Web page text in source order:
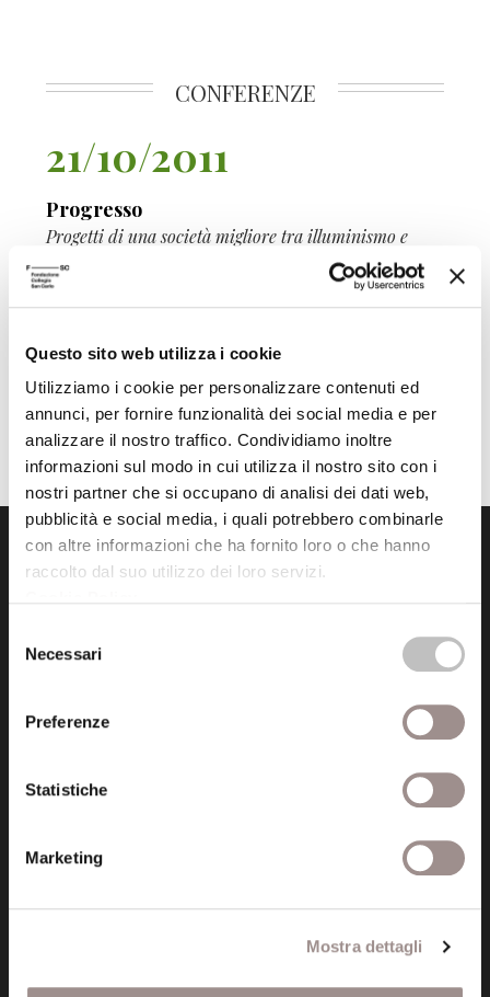
Questo sito web utilizza i cookie
Utilizziamo i cookie per personalizzare contenuti ed
annunci, per fornire funzionalità dei social media e per
analizzare il nostro traffico. Condividiamo inoltre
informazioni sul modo in cui utilizza il nostro sito con i
nostri partner che si occupano di analisi dei dati web,
pubblicità e social media, i quali potrebbero combinarle
con altre informazioni che ha fornito loro o che hanno
raccolto dal suo utilizzo dei loro servizi.
delNecessari
Preferenze
Statistiche
Marketing
Mostra dettagli
CONFERENZE
21/10/2011
Progresso
Progetti di una società migliore tra illuminismo e
marxismo
Alberto Burgio
fondazionecollegiosancarlo@legalmail.it